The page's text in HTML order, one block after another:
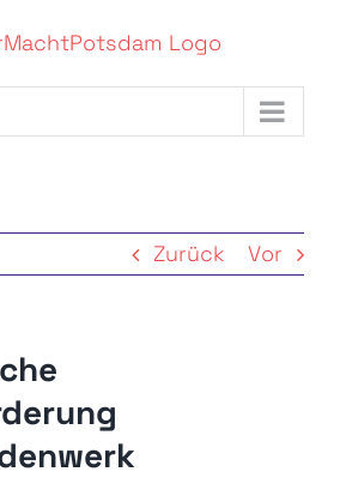
Zurück Vor